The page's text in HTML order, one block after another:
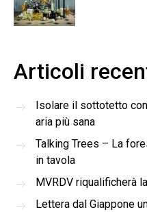
Articoli
Isolare il sottotetto
aria più sana
Talking Trees – La
in tavola
MVRDV riqualificherà
Lettera dal Giappone